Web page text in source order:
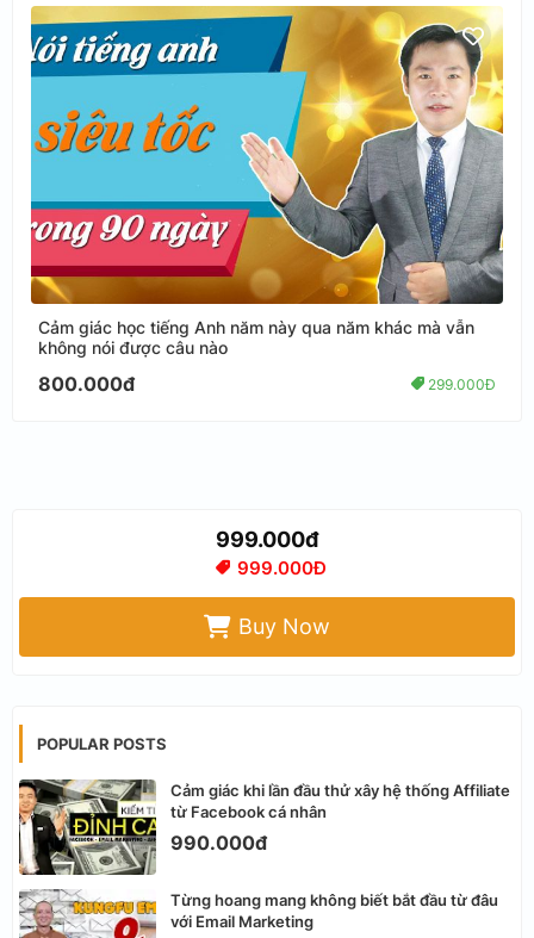
Cảm giác học tiếng Anh năm này qua năm khác mà vẫn
không nói được câu nào
800.000đ 299.000Đ
999.000đ
999.000Đ
Buy Now
POPULAR POSTS
Cảm giác khi lần đầu thử xây hệ thống Affiliate
từ Facebook cá nhân
990.000đ
Từng hoang mang không biết bắt đầu từ đâu
với Email Marketing